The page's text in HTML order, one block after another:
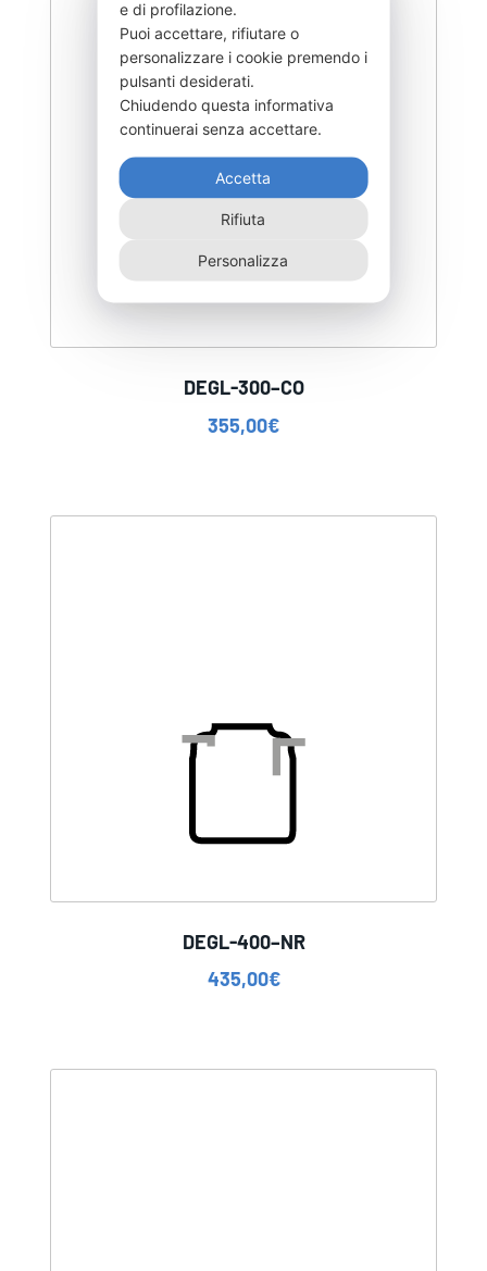
DEGL-300–CO
355,00€
DEGL-400–NR
435,00€
e di profilazione.
Puoi accettare, rifiutare o
personalizzare i cookie premendo i
pulsanti desiderati.
Chiudendo questa informativa
continuerai senza accettare.
Accetta
Rifiuta
Personalizza